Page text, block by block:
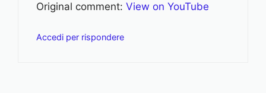
Original comment: View on YouTube
Accedi per rispondere